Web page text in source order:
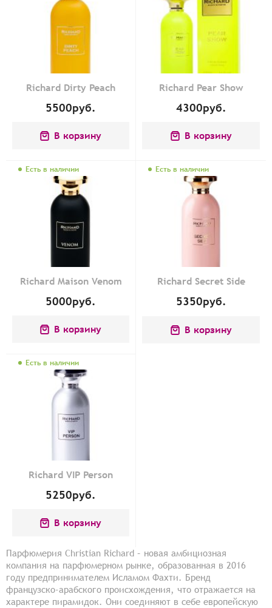
Richard Dirty Peach
5500руб.
В корзину
Richard Pear Show
4300руб.
В корзину
Есть в наличии
Richard Maison Venom
5000руб.
В корзину
Есть в наличии
Richard Secret Side
5350руб.
В корзину
Есть в наличии
Richard VIP Person
5250руб.
В корзину
Парфюмерия Christian Richard – новая амбициозная
компания на парфюмерном рынке, образованная в 2016
году предпринимателем Исламом Фахти. Бренд
французско-арабского происхождения, что отражается на
характере пирамидок. Они соединяют в себе европейскую